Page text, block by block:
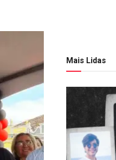
Mais Lidas